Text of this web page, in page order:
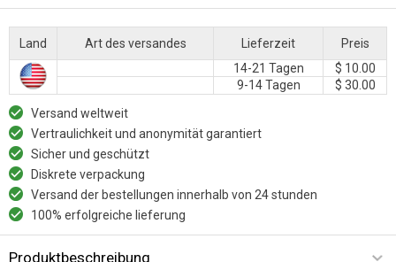
Land Art des versandes Lieferzeit
Preis
14-21 Tagen
$ 10.00
9-14 Tagen
$ 30.00
Versand weltweit
Vertraulichkeit und anonymität garantiert
Sicher und geschützt
Diskrete verpackung
Versand der bestellungen innerhalb von 24 stunden
100% erfolgreiche lieferung
Produktbeschreibung